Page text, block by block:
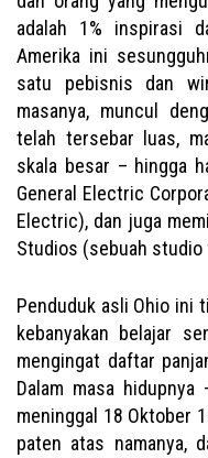
adalah 1% inspirasi
Amerika ini
satu pebisnis dan
masanya, muncul
telah tersebar luas,
skala besar – hingga
General Electric
Electric), dan juga
Studios (sebuah studio
Penduduk asli Ohio ini
kebanyakan belajar
mengingat daftar
Dalam masa
meninggal 18 Oktober
paten atas namanya,